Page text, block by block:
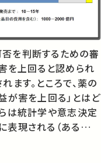
を判断するための審
を上回ると認められ
ます。ところで、薬の
が害を上回る」とはど
は統計学や意志決定
現される（あるいは
本講義では、現実の